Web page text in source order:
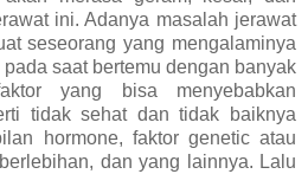
ini. Adanya masalah jerawat
seseorang yang mengalaminya
saat bertemu dengan banyak
yang bisa menyebabkan
tidak sehat dan tidak baiknya
hormone, faktor genetic atau
dan yang lainnya. Lalu